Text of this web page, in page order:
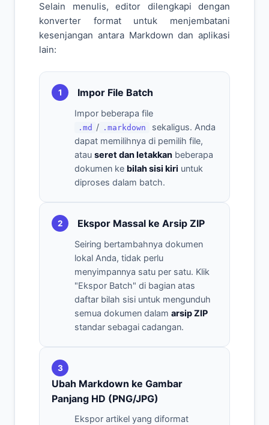
Selain menulis, editor dilengkapi dengan
konverter format untuk menjembatani
kesenjangan antara Markdown dan aplikasi
lain:
1 Impor File Batch
Impor beberapa file
.md / .markdown
sekaligus. Anda
dapat memilihnya di pemilih file,
atau seret dan letakkan beberapa
dokumen ke bilah sisi kiri untuk
diproses dalam batch.
2 Ekspor Massal ke Arsip ZIP
Seiring bertambahnya dokumen
lokal Anda, tidak perlu
menyimpannya satu per satu. Klik
"Ekspor Batch" di bagian atas
daftar bilah sisi untuk mengunduh
semua dokumen dalam arsip ZIP
standar sebagai cadangan.
3
Ubah Markdown ke Gambar
Panjang HD (PNG/JPG)
Ekspor artikel yang diformat